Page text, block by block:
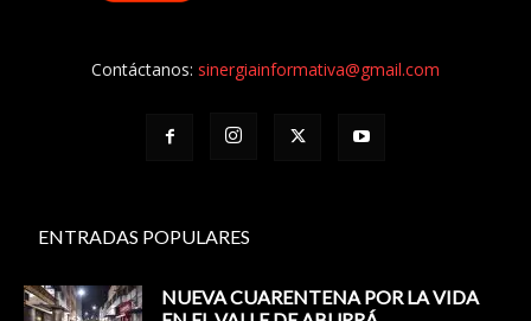
Contáctanos: sinergiainformativa@gmail.com
ENTRADAS POPULARES
NUEVA CUARENTENA POR LA VIDA